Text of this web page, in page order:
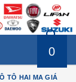
0
TÔ HAI MA GIÁ